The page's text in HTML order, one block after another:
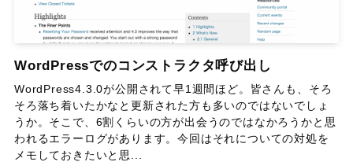
WordPressでのコンストラクタ呼び出し
WordPress4.3.0が公開されて早1週間ほど。皆さんも、そろ
そろ落ち着いたかなと更新された方も多いのではないでしょ
うか。そこで、6割くらいの方が出会うのではなかろうかと思
われるエラーログがあります。今回はそれについての対処を
メモしておきたいと思...